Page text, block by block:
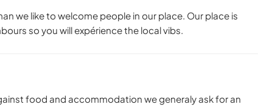
we like to welcome people in our place. Our place is
so you will expérience the local vibs.
food and accommodation we generaly ask for an